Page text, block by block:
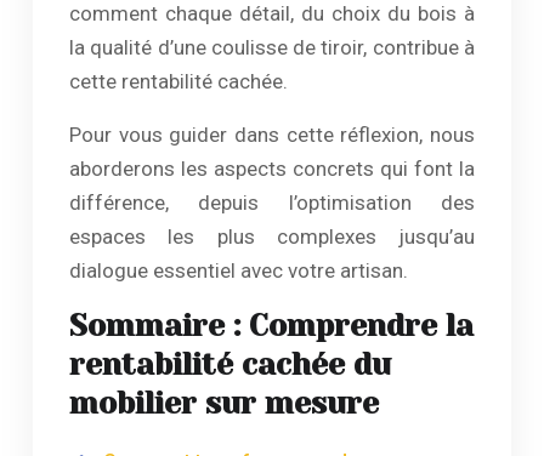
comment chaque détail, du choix du bois à
la qualité d’une coulisse de tiroir, contribue à
cette rentabilité cachée.
Pour vous guider dans cette réflexion, nous
aborderons les aspects concrets qui font la
différence, depuis l’optimisation des
espaces les plus complexes jusqu’au
dialogue essentiel avec votre artisan.
Sommaire : Comprendre la
rentabilité cachée du
mobilier sur mesure